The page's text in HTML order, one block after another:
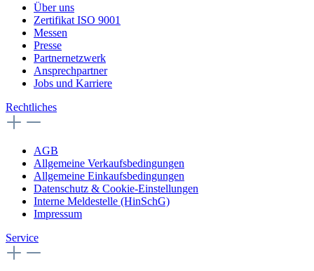
Über uns
Zertifikat ISO 9001
Messen
Presse
Partnernetzwerk
Ansprechpartner
Jobs und Karriere
Rechtliches
AGB
Allgemeine Verkaufsbedingungen
Allgemeine Einkaufsbedingungen
Datenschutz & Cookie-Einstellungen
Interne Meldestelle (HinSchG)
Impressum
Service